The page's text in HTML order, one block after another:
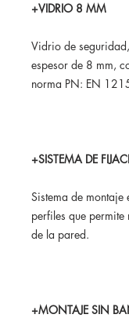
+VIDRIO 8 MM
Vidrio de
espesor de 8 mm,
norma PN: EN
+SISTEMA DE
Sistema de montaje
perfiles que
de la pared.
+MONTAJE SIN